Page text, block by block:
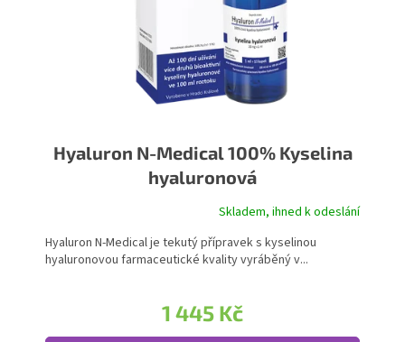
Hyaluron N-Medical 100% Kyselina
hyaluronová
Průměrné hodnocení produktu je 5,0 z 5 hvězdiček.
Skladem, ihned k odeslání
1 445 Kč
Hyaluron N-Medical je tekutý přípravek s kyselinou
hyaluronovou farmaceutické kvality vyráběný v...